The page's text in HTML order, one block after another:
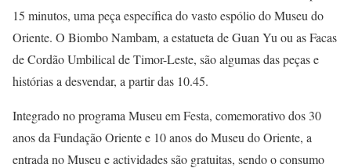
15 minutos, uma peça específica do vasto espólio do Museu do
Oriente. O Biombo Nambam, a estatueta de Guan Yu ou as Facas
de Cordão Umbilical de Timor-Leste, são algumas das peças e
histórias a desvendar, a partir das 10.45.
Integrado no programa Museu em Festa, comemorativo dos 30
anos da Fundação Oriente e 10 anos do Museu do Oriente, a
entrada no Museu e actividades são gratuitas, sendo o consumo